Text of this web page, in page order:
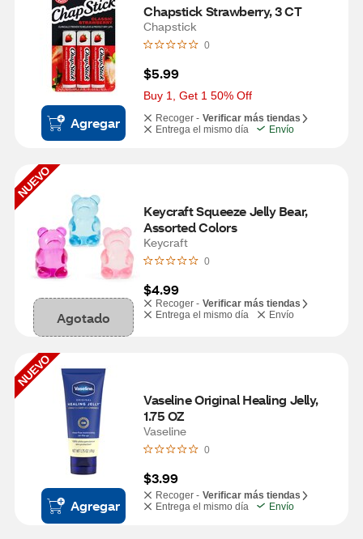
Agregar
Chapstick Strawberry, 3 CT
Chapstick
0
$5.99
Buy 1, Get 1 50% Off
Recoger - Verificar más tiendas
Entrega el mismo día
Envío
NUEVO
Agotado
Keycraft Squeeze Jelly Bear,
Assorted Colors
Keycraft
0
$4.99
Recoger - Verificar más tiendas
Entrega el mismo día
Envío
NUEVO
Agregar
Vaseline Original Healing Jelly,
1.75 OZ
Vaseline
0
$3.99
Recoger - Verificar más tiendas
Entrega el mismo día
Envío